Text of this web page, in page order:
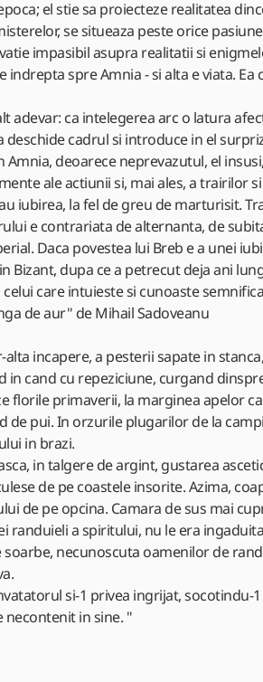
el stie sa proiecteze realitatea
se situeaza peste orice
impasibil asupra realitatii si
indrepta spre Amnia - si alta e viata.
adevar: ca intelegerea arc o latura
deschide cadrul si introduce in el
deoarece neprevazutul, el
ale actiunii si, mai ales, a trairilor
iubirea, la fel de greu de marturisit.
e contrariata de alternanta, de
Daca povestea lui Breb e a unei
Bizant, dupa ce a petrecut deja ani
care intuieste si cunoaste
de aur" de Mihail Sadoveanu
incapere, a pesterii sapate in
in cand cu repeziciune, curgand
florile primaverii, la marginea apelor
de pui. In orzurile plugarilor de la
in brazi.
in talgere de argint, gustarea
de pe coastele insorite. Azima,
de pe opcina. Camara de sus mai
randuieli a spiritului, nu le era
soarbe, necunoscuta oamenilor de
si-1 privea ingrijat, socotindu-
necontenit in sine. "